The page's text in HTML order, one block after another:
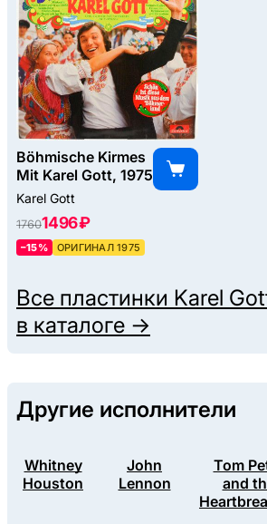
Böhmische Kirmes
Mit Karel Gott, 1975
Karel Gott
17601496 ₽
–15% ОРИГИНАЛ 1975
Все пластинки Karel
в каталоге →
Другие исполнители
Whitney
Houston
John
Lennon
Tom
and